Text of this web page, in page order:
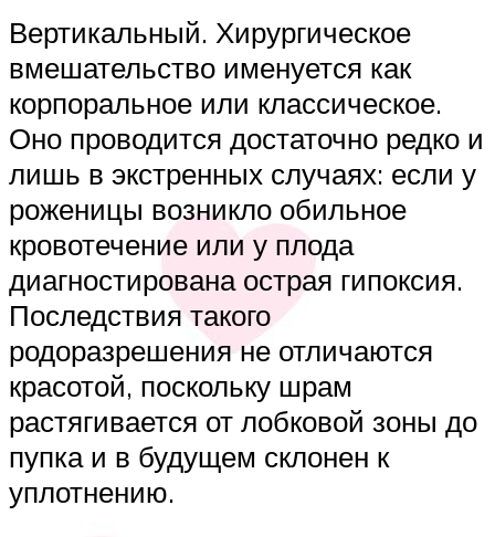
Вертикальный. Хирургическое
вмешательство именуется как
корпоральное или классическое.
Оно проводится достаточно редко и
лишь в экстренных случаях: если у
роженицы возникло обильное
кровотечение или у плода
диагностирована острая гипоксия.
Последствия такого
родоразрешения не отличаются
красотой, поскольку шрам
растягивается от лобковой зоны до
пупка и в будущем склонен к
уплотнению.